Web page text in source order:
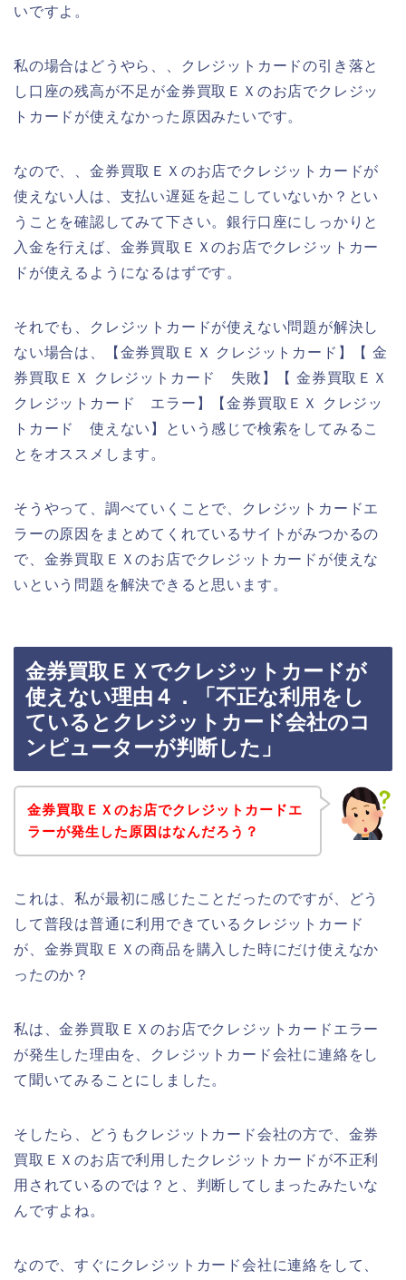
いですよ。
私の場合はどうやら、、クレジットカードの引き落と
し口座の残高が不足が金券買取ＥＸのお店でクレジッ
トカードが使えなかった原因みたいです。
なので、、金券買取ＥＸのお店でクレジットカードが
使えない人は、支払い遅延を起こしていないか？とい
うことを確認してみて下さい。銀行口座にしっかりと
入金を行えば、金券買取ＥＸのお店でクレジットカー
ドが使えるようになるはずです。
それでも、クレジットカードが使えない問題が解決し
ない場合は、【金券買取ＥＸ クレジットカード】【 金
券買取ＥＸ クレジットカード 失敗】【 金券買取ＥＸ
クレジットカード エラー】【金券買取ＥＸ クレジッ
トカード 使えない】という感じで検索をしてみるこ
とをオススメします。
そうやって、調べていくことで、クレジットカードエ
ラーの原因をまとめてくれているサイトがみつかるの
で、金券買取ＥＸのお店でクレジットカードが使えな
いという問題を解決できると思います。
金券買取ＥＸでクレジットカードが
使えない理由４．「不正な利用をし
ているとクレジットカード会社のコ
ンピューターが判断した」
金券買取ＥＸのお店でクレジットカードエ
ラーが発生した原因はなんだろう？
これは、私が最初に感じたことだったのですが、どう
して普段は普通に利用できているクレジットカード
が、金券買取ＥＸの商品を購入した時にだけ使えなか
ったのか？
私は、金券買取ＥＸのお店でクレジットカードエラー
が発生した理由を、クレジットカード会社に連絡をし
て聞いてみることにしました。
そしたら、どうもクレジットカード会社の方で、金券
買取ＥＸのお店で利用したクレジットカードが不正利
用されているのでは？と、判断してしまったみたいな
んですよね。
なので、すぐにクレジットカード会社に連絡をして、